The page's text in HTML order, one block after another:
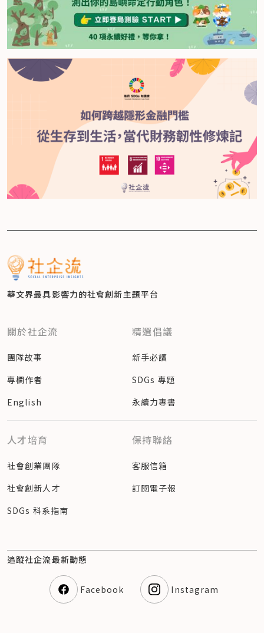
華文界最具影響力的社會創新主題平台
關於社企流
團隊故事
專欄作者
English
精選倡議
新手必讀
SDGs 專題
永續力專書
人才培育
社會創業團隊
社會創新人才
SDGs 科系指南
保持聯絡
客服信箱
訂閱電子報
追蹤社企流最新動態
Facebook Instagram